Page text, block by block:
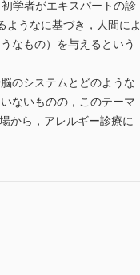
学者がエキスパートの診
ようなに基づき，人間によ
なもの）を与えるという
のシステムとどのような
ないものの，このテーマ
から，アレルギー診療に